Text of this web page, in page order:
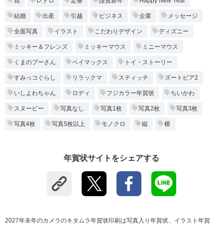
結婚 出産 引越 ビジネス 企業 メッセージ
全面写真 イラスト こだわりデザイン ディズニー
ミッキー＆フレンズ ミッキーマウス ミニーマウス
くまのプーさん ベイマックス トイ・ストーリー
すみっコぐらし リラックマ スティッチ ズートピア2
いしよわちゃん ロディ フジカラー年賀状 ちいかわ
スヌーピー 写真なし 写真1枚 写真2枚 写真3枚
写真4枚 写真5枚以上 モノクロ 縦 横
年賀状サイトをシェアする
2027年未年のカメラのキタムラ年賀状印刷は写真入り年賀状、イラスト年賀